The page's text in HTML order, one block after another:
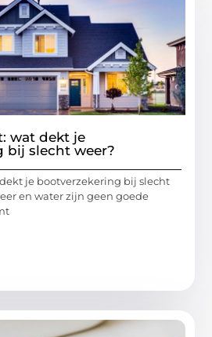
wat dekt je
bij slecht weer?
je bootverzekering bij slecht
en water zijn geen goede